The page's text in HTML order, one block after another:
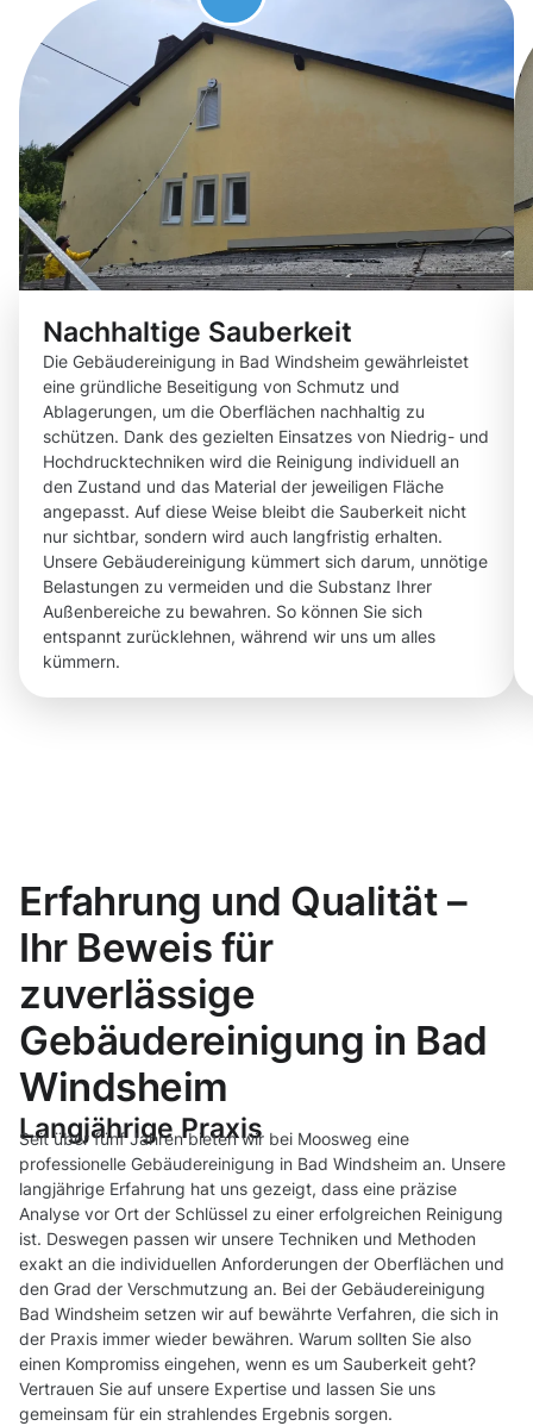
Nachhaltige Sauberkeit
Die Gebäudereinigung in Bad Windsheim gewährleistet
eine gründliche Beseitigung von Schmutz und
Ablagerungen, um die Oberflächen nachhaltig zu
schützen. Dank des gezielten Einsatzes von Niedrig- und
Hochdrucktechniken wird die Reinigung individuell an
den Zustand und das Material der jeweiligen Fläche
angepasst. Auf diese Weise bleibt die Sauberkeit nicht
nur sichtbar, sondern wird auch langfristig erhalten.
Unsere Gebäudereinigung kümmert sich darum, unnötige
Belastungen zu vermeiden und die Substanz Ihrer
Außenbereiche zu bewahren. So können Sie sich
entspannt zurücklehnen, während wir uns um alles
kümmern.
Erfahrung und Qualität –
Ihr Beweis für
zuverlässige
Gebäudereinigung in Bad
Windsheim
Langjährige Praxis
Seit über fünf Jahren bieten wir bei Moosweg eine
professionelle Gebäudereinigung in Bad Windsheim an. Unsere
langjährige Erfahrung hat uns gezeigt, dass eine präzise
Analyse vor Ort der Schlüssel zu einer erfolgreichen Reinigung
ist. Deswegen passen wir unsere Techniken und Methoden
exakt an die individuellen Anforderungen der Oberflächen und
den Grad der Verschmutzung an. Bei der Gebäudereinigung
Bad Windsheim setzen wir auf bewährte Verfahren, die sich in
der Praxis immer wieder bewähren. Warum sollten Sie also
einen Kompromiss eingehen, wenn es um Sauberkeit geht?
Vertrauen Sie auf unsere Expertise und lassen Sie uns
gemeinsam für ein strahlendes Ergebnis sorgen.